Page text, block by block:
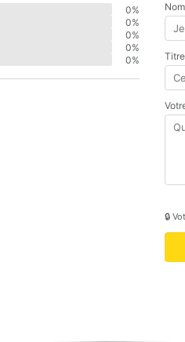
0%
0%
0%
0%
0%
Nom
🔒